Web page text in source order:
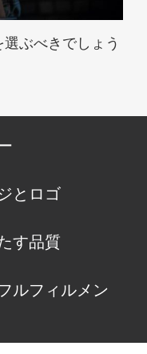
ぶべきでしょう
とロゴ
す品質
ルフィルメン